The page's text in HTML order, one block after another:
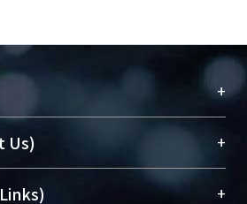
+
學之列，為永久珍藏及向國際
成果及學術能量，圖書館整合
學術庫（AH）不同功能平
Us) +
Library)
+